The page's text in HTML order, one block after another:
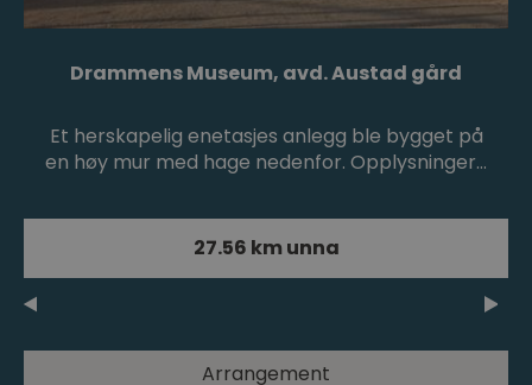
Drammens Museum, avd. Austad gård
Et herskapelig enetasjes anlegg ble bygget på
en høy mur med hage nedenfor. Opplysninger…
27.56 km unna
Arrangement